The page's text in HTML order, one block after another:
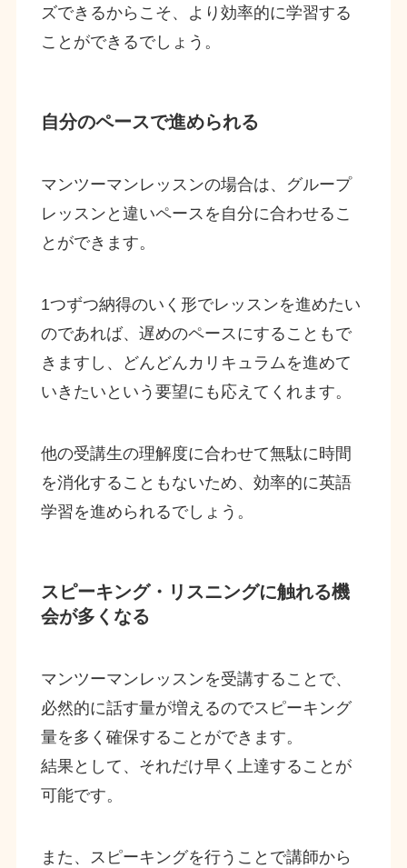
ズできるからこそ、より効率的に学習する
ことができるでしょう。
自分のペースで進められる
マンツーマンレッスンの場合は、グループ
レッスンと違いペースを自分に合わせるこ
とができます。
1つずつ納得のいく形でレッスンを進めたい
のであれば、遅めのペースにすることもで
きますし、どんどんカリキュラムを進めて
いきたいという要望にも応えてくれます。
他の受講生の理解度に合わせて無駄に時間
を消化することもないため、効率的に英語
学習を進められるでしょう。
スピーキング・リスニングに触れる機
会が多くなる
マンツーマンレッスンを受講することで、
必然的に話す量が増えるのでスピーキング
量を多く確保することができます。
結果として、それだけ早く上達することが
可能です。
また、スピーキングを行うことで講師から